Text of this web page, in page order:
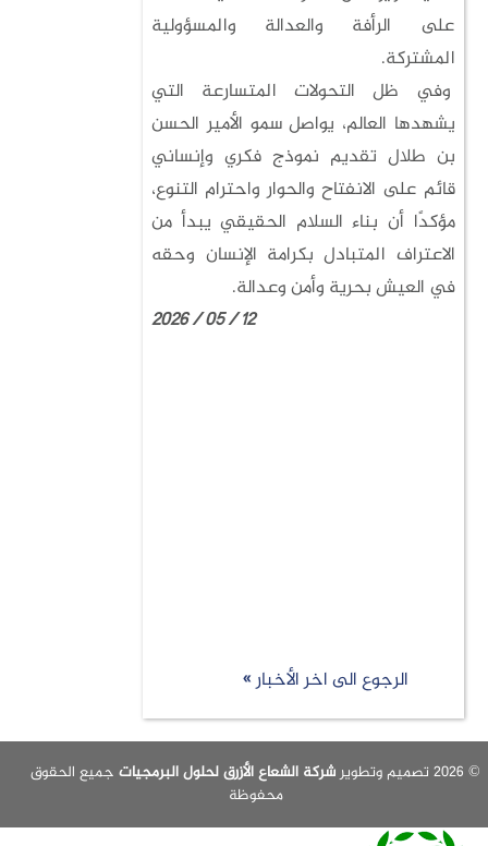
على الرأفة والعدالة والمسؤولية
المشتركة.
وفي ظل التحولات المتسارعة التي
يشهدها العالم، يواصل سمو الأمير الحسن
بن طلال تقديم نموذج فكري وإنساني
قائم على الانفتاح والحوار واحترام التنوع،
مؤكدًا أن بناء السلام الحقيقي يبدأ من
الاعتراف المتبادل بكرامة الإنسان وحقه
في العيش بحرية وأمن وعدالة.
الرجوع الى اخر الأخبار »
شركة الشعاع الأزرق لحلول البرمجياتجميع الحقوق
محفوظة